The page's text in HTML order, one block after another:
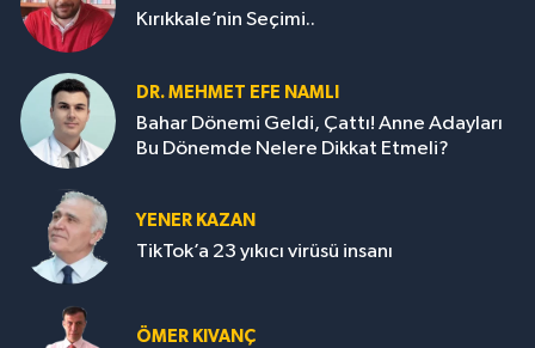
Kırıkkale’nin Seçimi..
DR. MEHMET EFE NAMLI
Bahar Dönemi Geldi, Çattı! Anne Adayları
Bu Dönemde Nelere Dikkat Etmeli?
YENER KAZAN
TikTok’a 23 yıkıcı virüsü insanı
ÖMER KIVANÇ